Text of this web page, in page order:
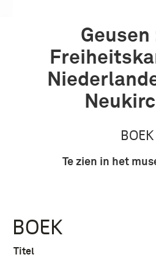
Geusen
BOEK
Te zien in het
BOEK
Titel